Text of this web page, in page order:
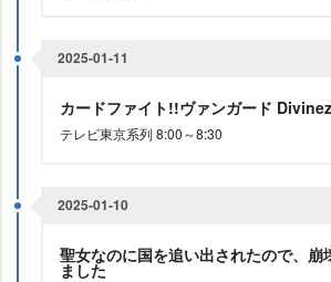
2025-01-11
カードファイト!!ヴァンガード
テレビ東京系列 8:00～8:30
2025-01-10
聖女なのに国を追い出されたので、崩
ました